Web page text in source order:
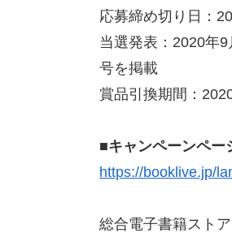
応募締め切り日：
当選発表：2020年
号を掲載
賞品引換期間：
■キャンペーンペー
https://booklive.jp/
総合電子書籍スト